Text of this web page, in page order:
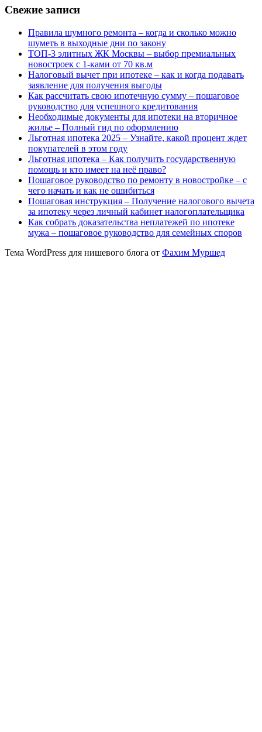
Свежие записи
Правила шумного ремонта – когда и сколько можно
шуметь в выходные дни по закону
ТОП-3 элитных ЖК Москвы – выбор премиальных
новостроек с 1-ками от 70 кв.м
Налоговый вычет при ипотеке – как и когда подавать
заявление для получения выгоды
Как рассчитать свою ипотечную сумму – пошаговое
руководство для успешного кредитования
Необходимые документы для ипотеки на вторичное
жилье – Полный гид по оформлению
Льготная ипотека 2025 – Узнайте, какой процент ждет
покупателей в этом году
Льготная ипотека – Как получить государственную
помощь и кто имеет на неё право?
Пошаговое руководство по ремонту в новостройке – с
чего начать и как не ошибиться
Пошаговая инструкция – Получение налогового вычета
за ипотеку через личный кабинет налогоплательщика
Как собрать доказательства неплатежей по ипотеке
мужа – пошаговое руководство для семейных споров
Тема WordPress для нишевого блога от Фахим Муршед